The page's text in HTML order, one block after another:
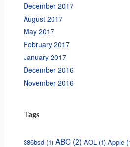
December 2017
August 2017
May 2017
February 2017
January 2017
December 2016
November 2016
Tags
386bsd(1) ABC(2) AOL (1) Apple